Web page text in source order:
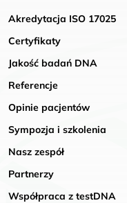
Akredytacja ISO 17025
Certyfikaty
Jakość badań DNA
Referencje
Opinie pacjentów
Sympozja i szkolenia
Nasz zespół
Partnerzy
Współpraca z testDNA